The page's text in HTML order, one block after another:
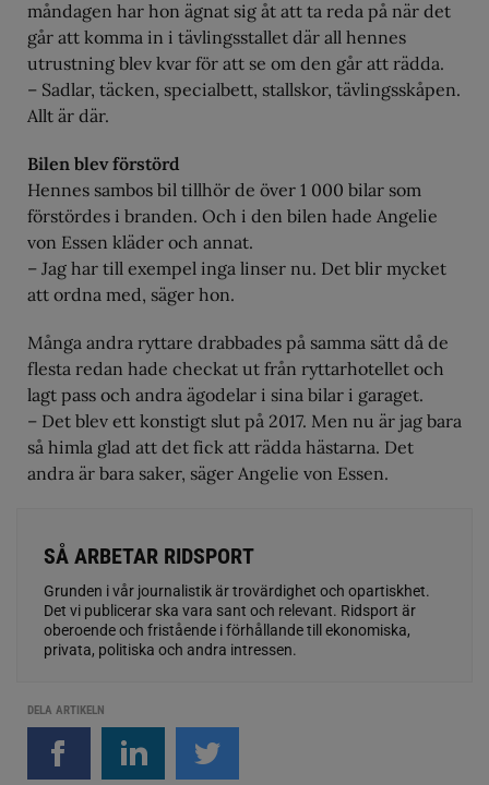
måndagen har hon ägnat sig åt att ta reda på när det
går att komma in i tävlingsstallet där all hennes
utrustning blev kvar för att se om den går att rädda.
– Sadlar, täcken, specialbett, stallskor, tävlingsskåpen.
Allt är där.
Bilen blev förstörd
Hennes sambos bil tillhör de över 1 000 bilar som
förstördes i branden. Och i den bilen hade Angelie
von Essen kläder och annat.
– Jag har till exempel inga linser nu. Det blir mycket
att ordna med, säger hon.
Många andra ryttare drabbades på samma sätt då de
flesta redan hade checkat ut från ryttarhotellet och
lagt pass och andra ägodelar i sina bilar i garaget.
– Det blev ett konstigt slut på 2017. Men nu är jag bara
så himla glad att det fick att rädda hästarna. Det
andra är bara saker, säger Angelie von Essen.
SÅ ARBETAR RIDSPORT
Grunden i vår journalistik är trovärdighet och opartiskhet.
Det vi publicerar ska vara sant och relevant. Ridsport är
oberoende och fristående i förhållande till ekonomiska,
privata, politiska och andra intressen.
DELA ARTIKELN